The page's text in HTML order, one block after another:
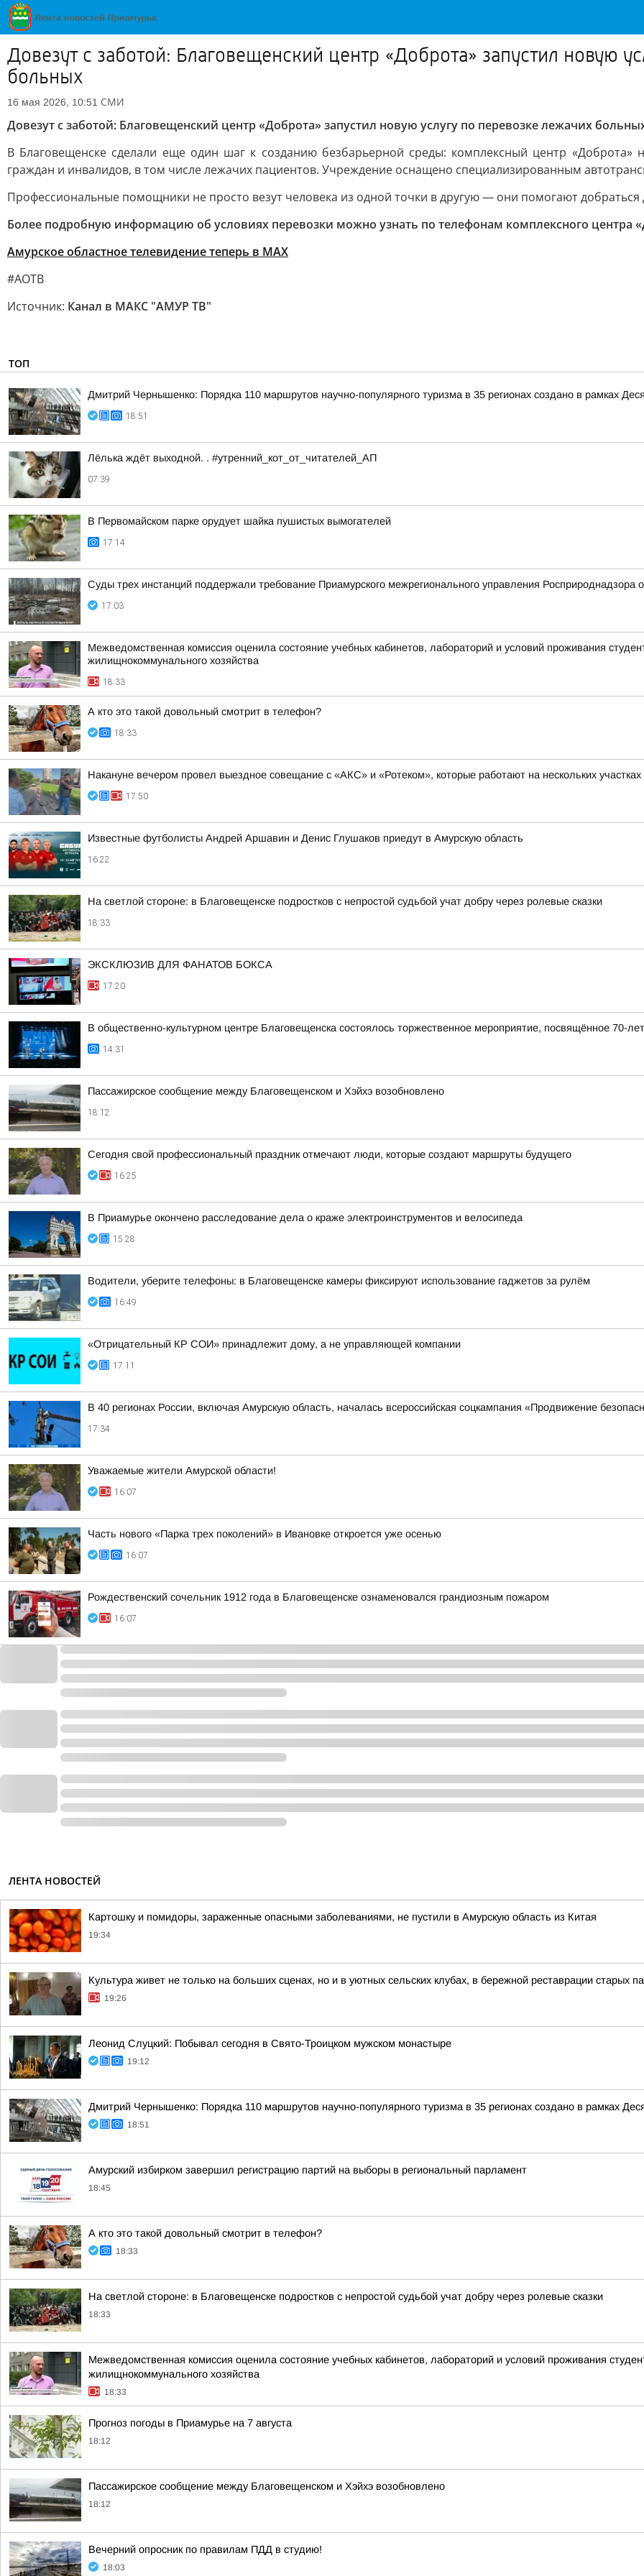
Довезут с заботой: Благовещенский центр «Доброта» запустил новую
больных
16 мая 2026, 10:51 СМИ
Довезут с заботой: Благовещенский центр «Доброта» запустил новую услугу по перевозке лежачих
В Благовещенске сделали еще один шаг к созданию безбарьерной среды: комплексный центр «Доброта»
граждан и инвалидов, в том числе лежачих пациентов. Учреждение оснащено специализированным
Профессиональные помощники не просто везут человека из одной точки в другую — они помогают
Более подробную информацию об условиях перевозки можно узнать по телефонам комплексного центра
Амурское областное телевидение теперь в МАХ
#АОТВ
Источник: Канал в МАКС "АМУР ТВ"
ТОП
Дмитрий Чернышенко: Порядка 110 маршрутов научно-популярного туризма в 35 регионах создано в рамках
18:51
Лёлька ждёт выходной. . #утренний_кот_от_читателей_АП
07:39
В Первомайском парке орудует шайка пушистых вымогателей
17:14
Суды трех инстанций поддержали требование Приамурского межрегионального управления
17:03
Межведомственная комиссия оценила состояние учебных кабинетов, лабораторий и условий проживания
жилищнокоммунального хозяйства
18:33
А кто это такой довольный смотрит в телефон?
18:33
Накануне вечером провел выездное совещание с «АКС» и «Ротеком», которые работают на нескольких
17:50
Известные футболисты Андрей Аршавин и Денис Глушаков приедут в Амурскую область
16:22
На светлой стороне: в Благовещенске подростков с непростой судьбой учат добру через ролевые сказки
18:33
ЭКСКЛЮЗИВ ДЛЯ ФАНАТОВ БОКСА
17:20
В общественно-культурном центре Благовещенска состоялось торжественное мероприятие, посвящённое 70-
14:31
Пассажирское сообщение между Благовещенском и Хэйхэ возобновлено
18:12
Сегодня свой профессиональный праздник отмечают люди, которые создают маршруты будущего
16:25
В Приамурье окончено расследование дела о краже электроинструментов и велосипеда
15:28
Водители, уберите телефоны: в Благовещенске камеры фиксируют использование гаджетов за рулём
16:49
«Отрицательный КР СОИ» принадлежит дому, а не управляющей компании
17:11
В 40 регионах России, включая Амурскую область, началась всероссийская соцкампания «Продвижение
17:34
Уважаемые жители Амурской области!
16:07
Часть нового «Парка трех поколений» в Ивановке откроется уже осенью
16:07
Рождественский сочельник 1912 года в Благовещенске ознаменовался грандиозным пожаром
16:07
ЛЕНТА НОВОСТЕЙ
Картошку и помидоры, зараженные опасными заболеваниями, не пустили в Амурскую область из Китая
19:34
Культура живет не только на больших сценах, но и в уютных сельских клубах, в бережной реставрации старых
19:26
Леонид Слуцкий: Побывал сегодня в Свято-Троицком мужском монастыре
19:12
Дмитрий Чернышенко: Порядка 110 маршрутов научно-популярного туризма в 35 регионах создано в рамках
18:51
Амурский избирком завершил регистрацию партий на выборы в региональный парламент
18:45
А кто это такой довольный смотрит в телефон?
18:33
На светлой стороне: в Благовещенске подростков с непростой судьбой учат добру через ролевые сказки
18:33
Межведомственная комиссия оценила состояние учебных кабинетов, лабораторий и условий проживания
жилищнокоммунального хозяйства
18:33
Прогноз погоды в Приамурье на 7 августа
18:12
Пассажирское сообщение между Благовещенском и Хэйхэ возобновлено
18:12
Вечерний опросник по правилам ПДД в студию!
18:03